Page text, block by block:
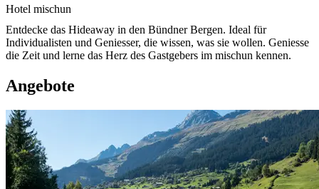
Hotel mischun
Entdecke das Hideaway in den Bündner Bergen. Ideal für
Individualisten und Geniesser, die wissen, was sie wollen. Geniesse
die Zeit und lerne das Herz des Gastgebers im mischun kennen.
Angebote